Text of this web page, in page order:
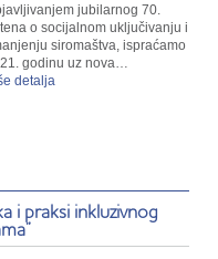
jubilarnog 70.
o socijalnom uključivanju i
siromaštva, ispraćamo
godinu uz nova…
detalja
i praksi inkluzivnog